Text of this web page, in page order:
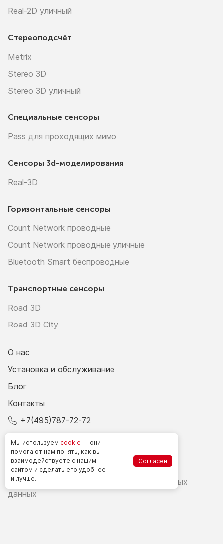
Real-2D уличный
Стереоподсчёт
Metrix
Stereo 3D
Stereo 3D уличный
Специальные сенсоры
Pass для проходящих мимо
Сенсоры 3d-моделирования
Real-3D
Горизонтальные сенсоры
Count Network проводные
Count Network проводные уличные
Bluetooth Smart беспроводные
Транспортные сенсоры
Road 3D
Road 3D City
О нас
Установка и обслуживание
Блог
Контакты
+7(495)787-72-72
Счетчики посетителей в РФ
Политика в области обработки персональных
данных
Мы используем cookie — они
помогают нам понять, как вы
взаимодействуете с нашим
сайтом и сделать его удобнее
и лучше.
Согласен